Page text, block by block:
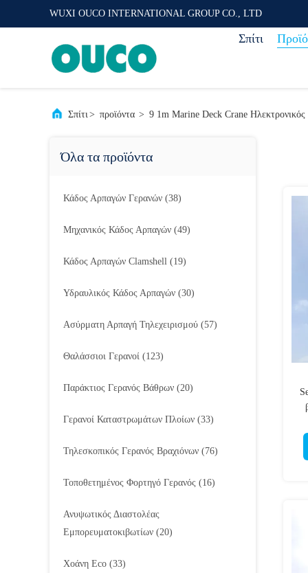
WUXI OUCO INTERNATIONAL GROUP CO., LTD
Σπίτι
Σπίτι> προϊόντα > 9 1m Marine Deck Crane
Όλα τα προϊόντα
Κάδος Αρπαγών Γερανών (38)
Μηχανικός Κάδος Αρπαγών (49)
Κάδος Αρπαγών Clamshell (19)
Υδραυλικός Κάδος Αρπαγών (30)
Ασύρματη Αρπαγή Τηλεχειρισμού (57)
Θαλάσσιοι Γερανοί (123)
Παράκτιος Γερανός Βάθρων (20)
Γερανοί Καταστρωμάτων Πλοίων (33)
Τηλεσκοπικός Γερανός Βραχιόνων (76)
Τοποθετημένος Φορτηγό Γερανός (16)
Ανυψωτικός Διαστολέας
Εμπορευματοκιβωτίων (20)
Χοάνη Eco (33)